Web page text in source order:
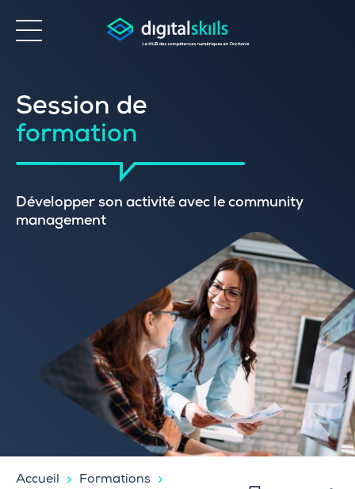
Accessibilité
Session de
formation
Développer son activité avec le community
management
Accueil
Formations